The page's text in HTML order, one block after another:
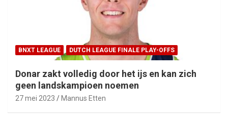
BNXT LEAGUE DUTCH LEAGUE FINALE PLAY-OFFS
Donar zakt volledig door het ijs en kan zich
geen landskampioen noemen
27 mei 2023 Mannus Etten